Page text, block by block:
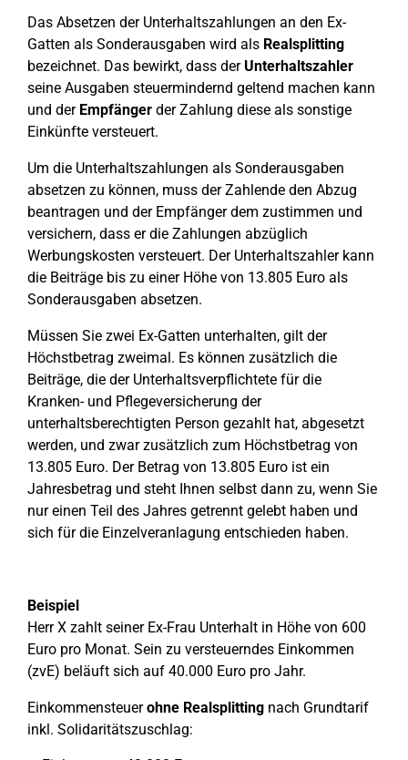
Das Absetzen der Unterhaltszahlungen an den Ex-
Gatten als Sonderausgaben wird als Realsplitting
bezeichnet. Das bewirkt, dass der Unterhaltszahler
seine Ausgaben steuermindernd geltend machen kann
und der Empfänger der Zahlung diese als sonstige
Einkünfte versteuert.
Um die Unterhaltszahlungen als Sonderausgaben
absetzen zu können, muss der Zahlende den Abzug
beantragen und der Empfänger dem zustimmen und
versichern, dass er die Zahlungen abzüglich
Werbungskosten versteuert. Der Unterhaltszahler kann
die Beiträge bis zu einer Höhe von 13.805 Euro als
Sonderausgaben absetzen.
Müssen Sie zwei Ex-Gatten unterhalten, gilt der
Höchstbetrag zweimal. Es können zusätzlich die
Beiträge, die der Unterhaltsverpflichtete für die
Kranken- und Pflegeversicherung der
unterhaltsberechtigten Person gezahlt hat, abgesetzt
werden, und zwar zusätzlich zum Höchstbetrag von
13.805 Euro. Der Betrag von 13.805 Euro ist ein
Jahresbetrag und steht Ihnen selbst dann zu, wenn Sie
nur einen Teil des Jahres getrennt gelebt haben und
sich für die Einzelveranlagung entschieden haben.
Beispiel
Herr X zahlt seiner Ex-Frau Unterhalt in Höhe von 600
Euro pro Monat. Sein zu versteuerndes Einkommen
(zvE) beläuft sich auf 40.000 Euro pro Jahr.
Einkommensteuerohne Realsplitting nach Grundtarif
inkl. Solidaritätszuschlag: